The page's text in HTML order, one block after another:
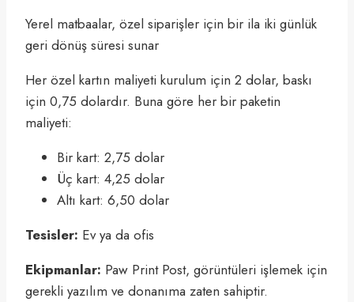
Yerel matbaalar, özel siparişler için bir ila iki günlük
geri dönüş süresi sunar
Her özel kartın maliyeti kurulum için 2 dolar, baskı
için 0,75 dolardır. Buna göre her bir paketin
maliyeti:
Bir kart: 2,75 dolar
Üç kart: 4,25 dolar
Altı kart: 6,50 dolar
Tesisler: Ev ya da ofis
Ekipmanlar: Paw Print Post, görüntüleri işlemek için
gerekli yazılım ve donanıma zaten sahiptir.